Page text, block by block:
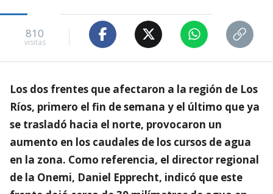
810
visitas
Los dos frentes que afectaron a la región de Los
Ríos, primero el fin de semana y el último que ya
se trasladó hacia el norte, provocaron un
aumento en los caudales de los cursos de agua
en la zona. Como referencia, el director regional
de la Onemi, Daniel Epprecht, indicó que este